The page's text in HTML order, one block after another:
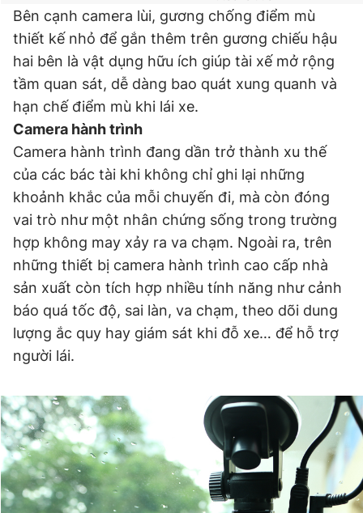
Bên cạnh camera lùi, gương chống điểm mù
thiết kế nhỏ để gắn thêm trên gương chiếu hậu
hai bên là vật dụng hữu ích giúp tài xế mở rộng
tầm quan sát, dễ dàng bao quát xung quanh và
hạn chế điểm mù khi lái xe.
Camera hành trình
Camera hành trình đang dần trở thành xu thế
của các bác tài khi không chỉ ghi lại những
khoảnh khắc của mỗi chuyến đi, mà còn đóng
vai trò như một nhân chứng sống trong trường
hợp không may xảy ra va chạm. Ngoài ra, trên
những thiết bị camera hành trình cao cấp nhà
sản xuất còn tích hợp nhiều tính năng như cảnh
báo quá tốc độ, sai làn, va chạm, theo dõi dung
lượng ắc quy hay giám sát khi đỗ xe… để hỗ trợ
người lái.